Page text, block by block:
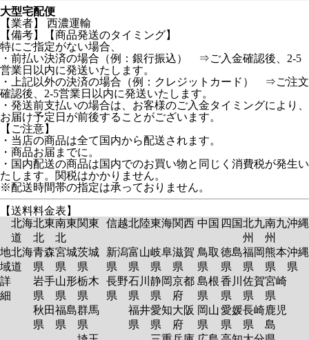
大型宅配便
【業者】 西濃運輸
【備考】【商品発送のタイミング】
特にご指定がない場合、
・前払い決済の場合（例：銀行振込） ⇒ご入金確認後、2-5
営業日以内に発送いたします。
・上記以外の決済の場合（例：クレジットカード） ⇒ご注文
確認後、2-5営業日以内に発送いたします。
・発送前支払いの場合は、お客様のご入金タイミングにより、
お届け予定日が前後することがございます。
【ご注意】
・当店の商品は全て国内から配送されます。
・商品お届までに。
・国内配送の商品は国内でのお買い物と同じく消費税が発生い
たします。関税はかかりません。
※配送時間帯の指定は承っておりません。
【送料料金表】
北海
道
北東
北
南東
北
関東 信越北陸東海関西 中国 四国北九
州
南九
州
沖縄
地
域
詳
細
北海
道
青森
県
岩手
県
秋田
県
宮城
県
山形
県
福島
県
茨城
県
栃木
県
群馬
県
新潟
県
長野
県
富山
県
石川
県
福井
県
岐阜
県
静岡
県
愛知
県
滋賀
県
京都
府
大阪
府
鳥取
県
島根
県
岡山
県
徳島
県
香川
県
愛媛
県
福岡
県
佐賀
県
長崎
県
熊本
県
宮崎
県
鹿児
島
沖縄
県